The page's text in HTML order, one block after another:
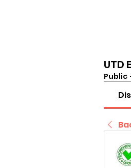
UTD
Public ·